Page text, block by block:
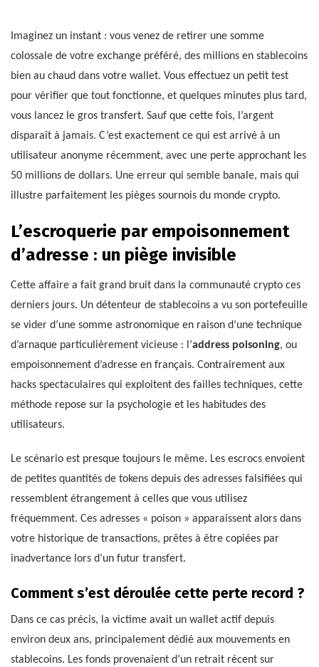
Imaginez un instant : vous venez de retirer une somme
colossale de votre exchange préféré, des millions en stablecoins
bien au chaud dans votre wallet. Vous effectuez un petit test
pour vérifier que tout fonctionne, et quelques minutes plus tard,
vous lancez le gros transfert. Sauf que cette fois, l’argent
disparaît à jamais. C’est exactement ce qui est arrivé à un
utilisateur anonyme récemment, avec une perte approchant les
50 millions de dollars. Une erreur qui semble banale, mais qui
illustre parfaitement les pièges sournois du monde crypto.
L’escroquerie par empoisonnement
d’adresse : un piège invisible
Cette affaire a fait grand bruit dans la communauté crypto ces
derniers jours. Un détenteur de stablecoins a vu son portefeuille
se vider d’une somme astronomique en raison d’une technique
d’arnaque particulièrement vicieuse : l’address poisoning, ou
empoisonnement d’adresse en français. Contrairement aux
hacks spectaculaires qui exploitent des failles techniques, cette
méthode repose sur la psychologie et les habitudes des
utilisateurs.
Le scénario est presque toujours le même. Les escrocs envoient
de petites quantités de tokens depuis des adresses falsifiées qui
ressemblent étrangement à celles que vous utilisez
fréquemment. Ces adresses « poison » apparaissent alors dans
votre historique de transactions, prêtes à être copiées par
inadvertance lors d’un futur transfert.
Comment s’est déroulée cette perte record ?
Dans ce cas précis, la victime avait un wallet actif depuis
environ deux ans, principalement dédié aux mouvements en
stablecoins. Les fonds provenaient d’un retrait récent sur